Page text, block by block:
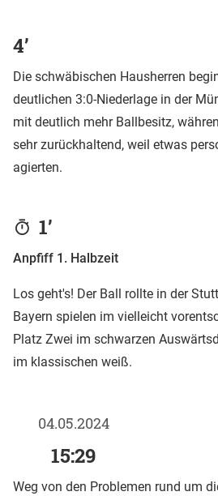
4’
Die schwäbischen Hausherren
deutlichen 3:0-Niederlage in der
mit deutlich mehr Ballbesitz,
sehr zurückhaltend, weil etwas
agierten.
1’
Anpfiff 1. Halbzeit
Los geht's! Der Ball rollte in der
Bayern spielen im vielleicht
Platz Zwei im schwarzen
im klassischen weiß.
04.05.2024
15:29
Weg von den Problemen rund um